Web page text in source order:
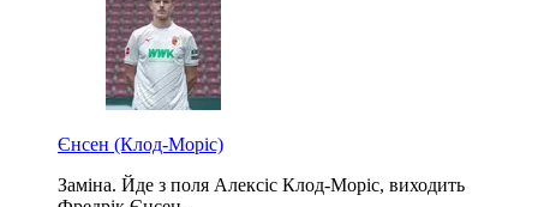
Єнсен (Клод-Моріс)
Заміна. Йде з поля Алексіс Клод-Моріс, виходить